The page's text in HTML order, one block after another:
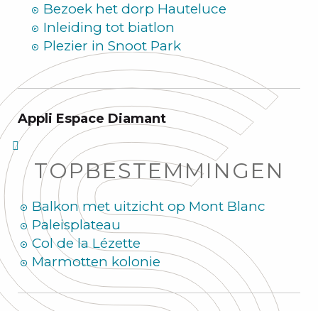
Bezoek het dorp Hauteluce
Inleiding tot biatlon
Plezier in Snoot Park
Appli Espace Diamant
TOPBESTEMMINGEN
Balkon met uitzicht op Mont Blanc
Paleisplateau
Col de la Lézette
Marmotten kolonie